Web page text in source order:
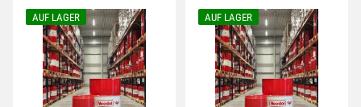
AUF LAGER AUF LAGER